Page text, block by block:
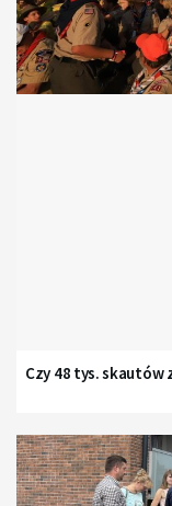
Czy 48 tys. skautów